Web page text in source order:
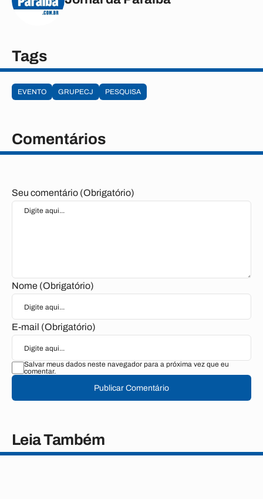
Tags
EVENTO GRUPECJ PESQUISA
Comentários
Seu comentário (Obrigatório)
Nome (Obrigatório)
E-mail (Obrigatório)
Salvar meus dados neste navegador para a próxima vez que eu
comentar.
Publicar Comentário
Leia Também